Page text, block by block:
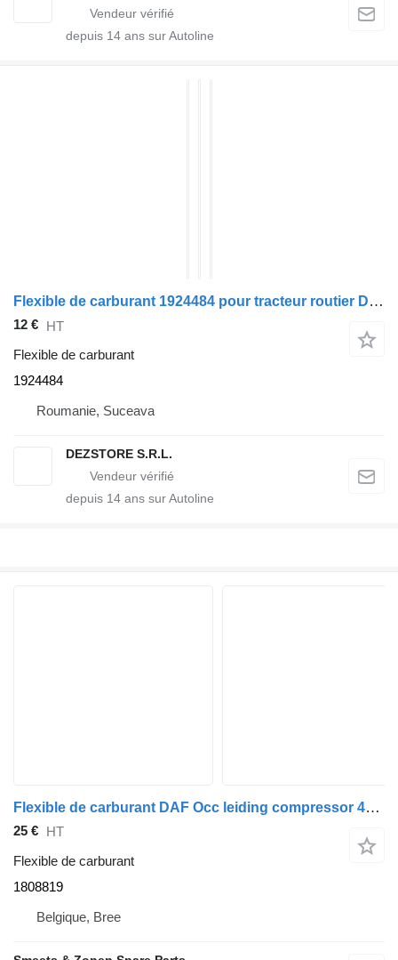
depuis 14 ans sur Autoline
Flexible de carburant 1924484 pour tracteur routier DAF XF
12 € HT
Flexible de carburant
1924484
Roumanie, Suceava
DEZSTORE S.R.L.
depuis 14 ans sur Autoline
Flexible de carburant DAF Occ leiding compressor 460mm XF105 1808819 pour tracteur routier
25 € HT
Flexible de carburant
1808819
Belgique, Bree